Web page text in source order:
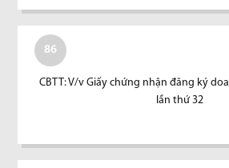
86
CBTT: V/v Giấy chứng nhận đăng ký
lần thứ 32